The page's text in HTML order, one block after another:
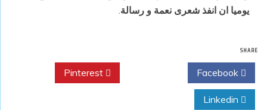
يوميا ان انفذ شعرى نعمة و رسالة.
SHARE